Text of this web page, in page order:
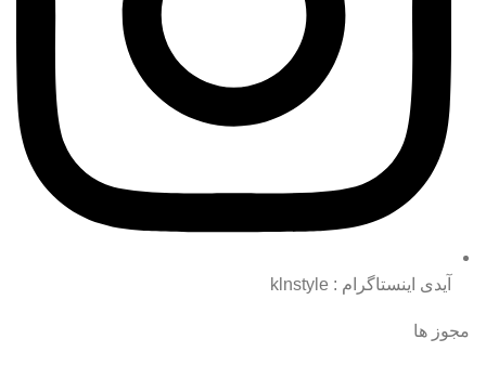
آیدی اینستاگرام : klnstyle
مجوز ها